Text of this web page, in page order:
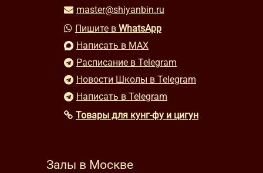
master@shiyanbin.ru
Пишите в WhatsApp
Написать в MAX
Расписание в Telegram
Новости Школы в Telegram
Написать в Telegram
Товары для кунг-фу и цигун
Залы в Москве